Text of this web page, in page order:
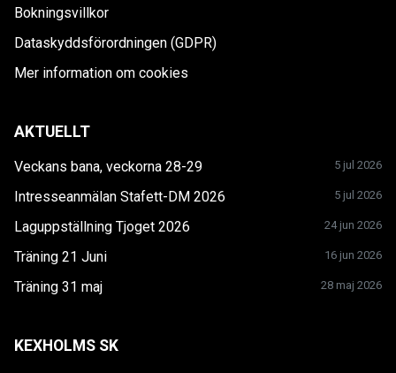
Bokningsvillkor
Dataskyddsförordningen (GDPR)
Mer information om cookies
AKTUELLT
Veckans bana, veckorna 28-29 5 jul 2026
Intresseanmälan Stafett-DM 2026 5 jul 2026
Laguppställning Tjoget 2026 24 jun 2026
Träning 21 Juni 16 jun 2026
Träning 31 maj 28 maj 2026
KEXHOLMS SK